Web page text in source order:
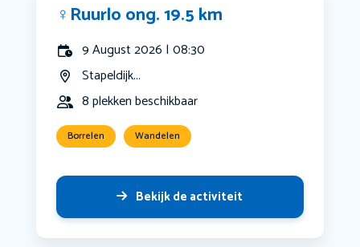
‍♀️Ruurlo ong. 19.5 km
9 August 2026 | 08:30
Stapeldijk...
8 plekken beschikbaar
Borrelen Wandelen
Bekijk de activiteit